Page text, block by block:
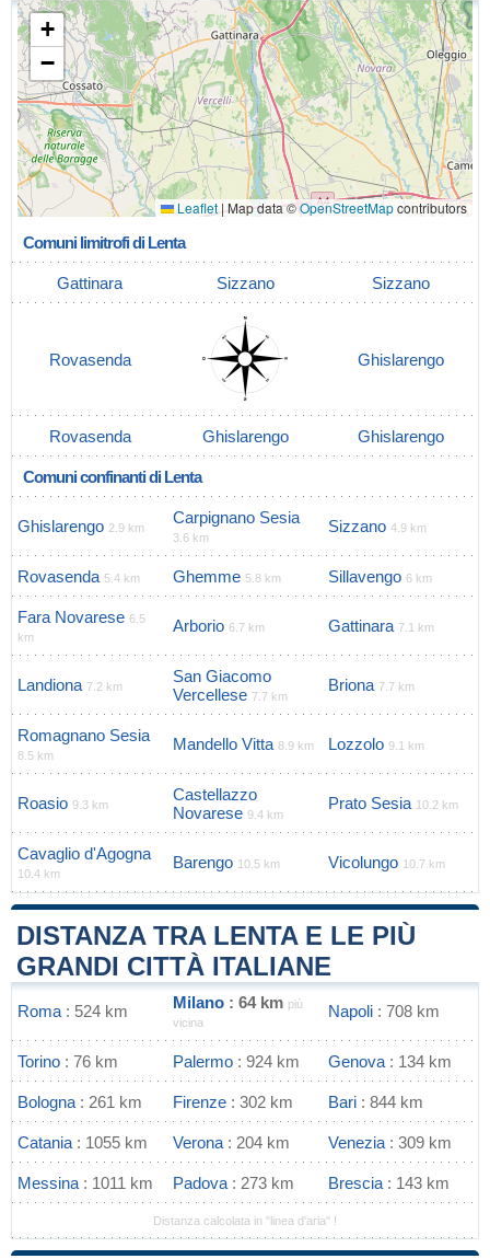
+
−
Leaflet|Map data ©OpenStreetMapcontributors
Comuni limitrofi di Lenta
Gattinara Sizzano Sizzano
Rovasenda Ghislarengo
Rovasenda Ghislarengo Ghislarengo
Comuni confinanti di Lenta
Ghislarengo 2.9 km
Carpignano Sesia
3.6 km
Sizzano 4.9 km
Rovasenda 5.4 km Ghemme 5.8 km Sillavengo 6 km
Fara Novarese 6.5
km
Arborio 6.7 km Gattinara 7.1 km
Landiona 7.2 km
San Giacomo
Vercellese 7.7 km
Briona 7.7 km
Romagnano Sesia
8.5 km
Mandello Vitta 8.9 km Lozzolo 9.1 km
Roasio 9.3 km
Castellazzo
Novarese 9.4 km
Prato Sesia 10.2 km
Cavaglio d'Agogna
10.4 km
Barengo 10.5 km Vicolungo 10.7 km
DISTANZA TRA LENTA E LE PIÙ
GRANDI CITTÀ ITALIANE
Roma : 524 km Milano : 64 km più
vicina
Napoli : 708 km
Torino : 76 km Palermo : 924 km Genova : 134 km
Bologna : 261 km Firenze : 302 km Bari : 844 km
Catania : 1055 km Verona : 204 km Venezia : 309 km
Messina : 1011 km Padova : 273 km Brescia : 143 km
Distanza calcolata in "linea d'aria" !